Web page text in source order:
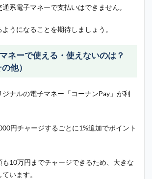
系電子マネーで支払いはできません。
うになることを期待しましょう。
ネーで使える・使えないのは？
他）
ジナルの電子マネー「コーナンPay」が利
円チャージするごとに1%追加でポイント
も10万円までチャージできるため、大きな
います。